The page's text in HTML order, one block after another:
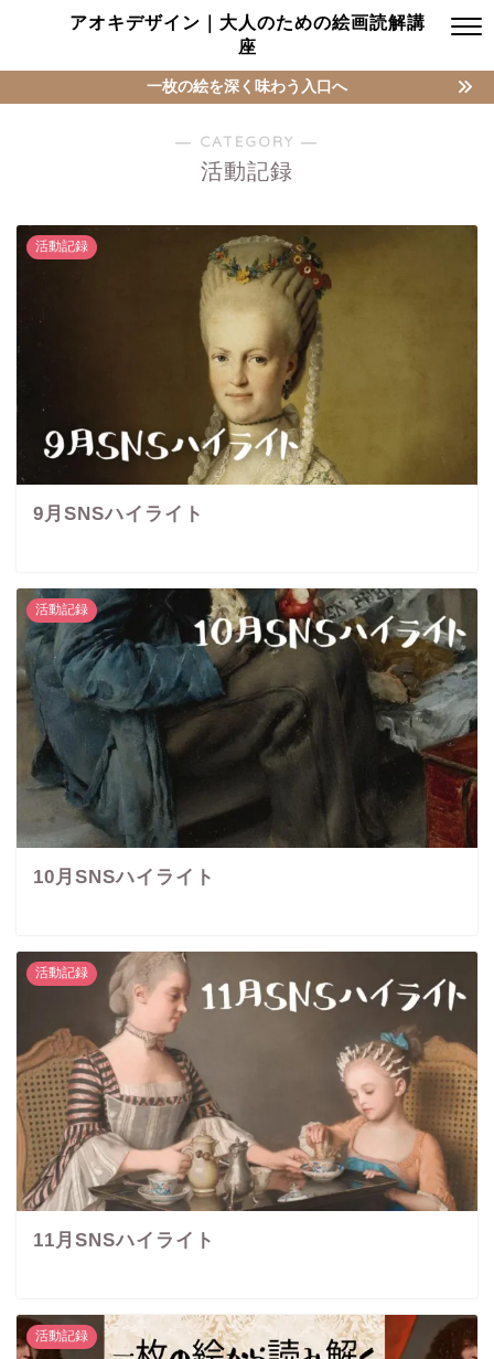
アオキデザイン｜大人のための絵画読解講
座
一枚の絵を深く味わう入口へ
― CATEGORY ―
活動記録
活動記録
9月SNSハイライト
活動記録
10月SNSハイライト
活動記録
11月SNSハイライト
活動記録